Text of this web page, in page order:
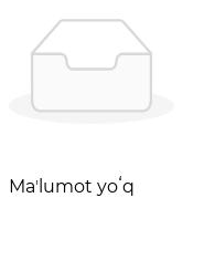
Maʼlumot yoʻq